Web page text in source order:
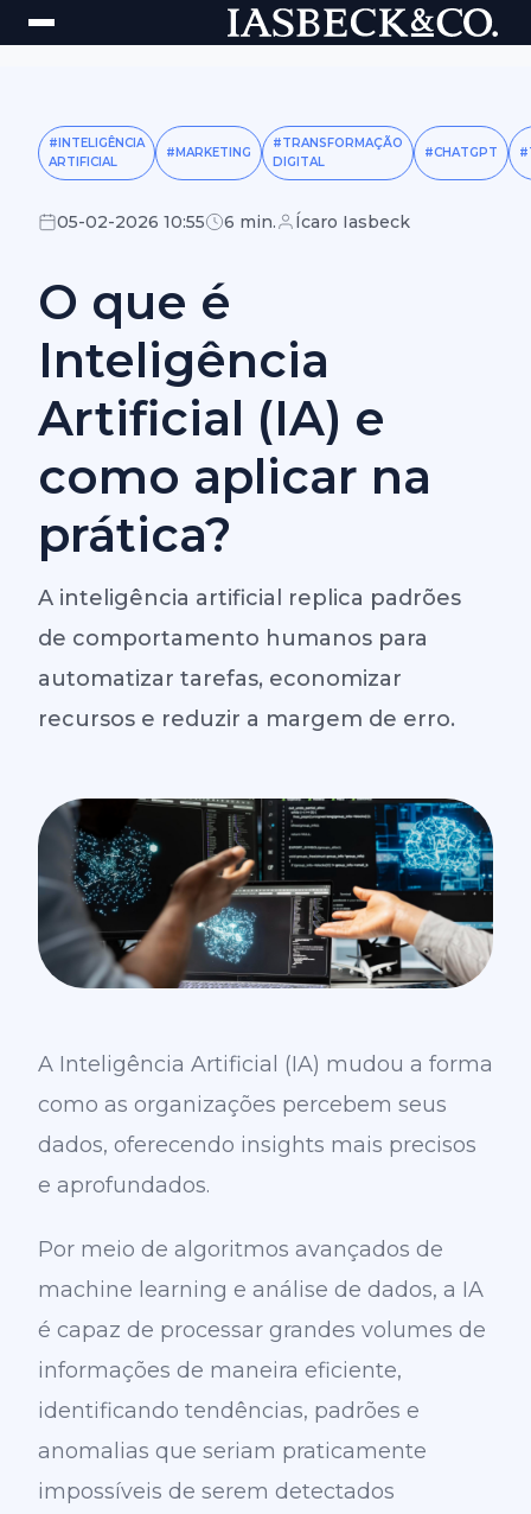
#INTELIGÊNCIA
ARTIFICIAL
#MARKETING
#TRANSFORMAÇÃO
DIGITAL
#CHATGPT
05-02-2026 10:55 6 min. Ícaro Iasbeck
O que é
Inteligência
Artificial (IA) e
como aplicar na
prática?
A inteligência artificial replica padrões
de comportamento humanos para
automatizar tarefas, economizar
recursos e reduzir a margem de erro.
A Inteligência Artificial (IA) mudou a forma
como as organizações percebem seus
dados, oferecendo insights mais precisos
e aprofundados.
Por meio de algoritmos avançados de
machine learning e análise de dados, a IA
é capaz de processar grandes volumes de
informações de maneira eficiente,
identificando tendências, padrões e
anomalias que seriam praticamente
impossíveis de serem detectados